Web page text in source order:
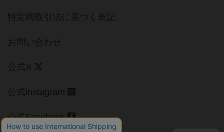
特定商取引法に基づく表記
お問い合わせ
公式X
公式instagram
公式Facebook